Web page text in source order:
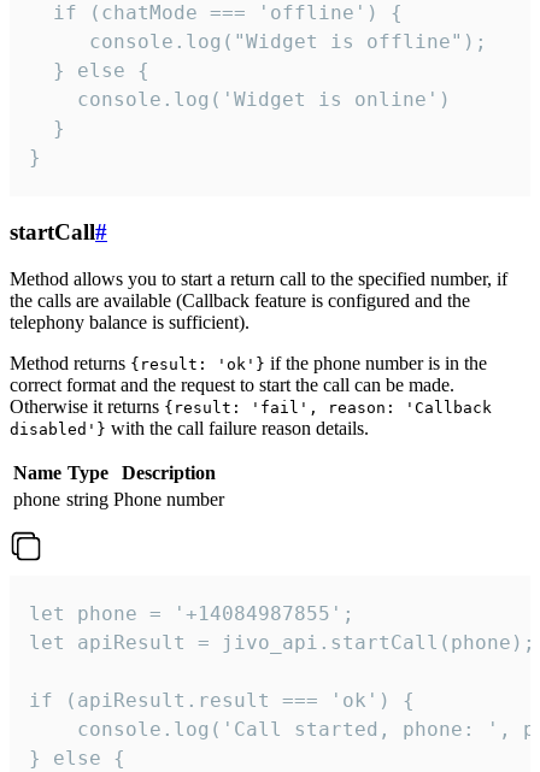
  if (chatMode === 'offline') {
     console.log("Widget is offline");
  } else {
    console.log('Widget is online')
  }
}
startCall#
Method allows you to start a return call to the specified number, if
the calls are available (Callback feature is configured and the
telephony balance is sufficient).
Method returns {result: 'ok'} if the phone number is in the
correct format and the request to start the call can be made.
Otherwise it returns {result: 'fail', reason: 'Callback
disabled'} with the call failure reason details.
Name Type
Description
phone string Phone number
let phone = '+14084987855';
let apiResult = jivo_api.startCall(phone);
if (apiResult.result === 'ok') {
console.log('Call started, phone: ',
} else {